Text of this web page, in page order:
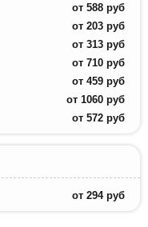
от 588 руб
от 203 руб
от 313 руб
от 710 руб
от 459 руб
от 1060 руб
от 572 руб
от 294 руб